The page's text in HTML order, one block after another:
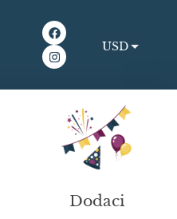
USD
Dodaci